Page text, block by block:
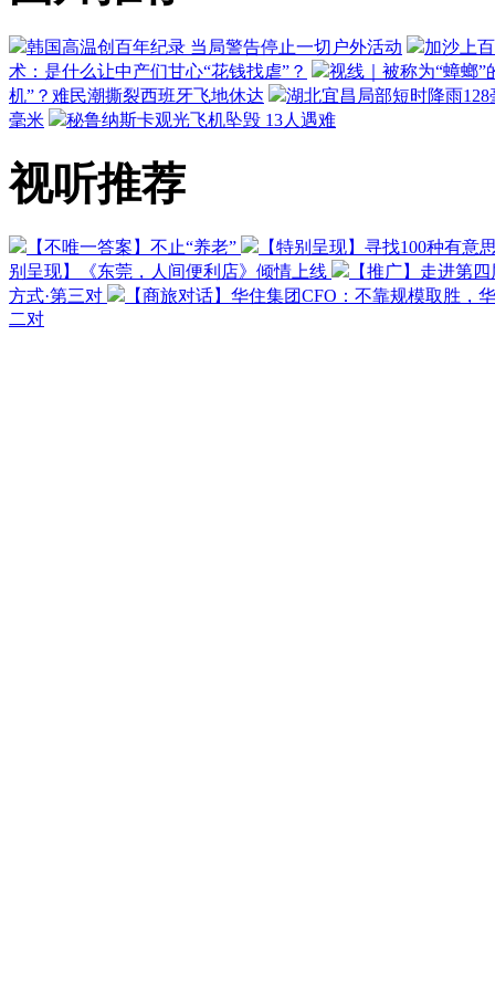
韩国高温创百年纪录 当局警告停止一切户外活动
加沙上
术：是什么让中产们甘心“花钱找虐”？
视线｜被称为“蟑螂
机”？难民潮撕裂西班牙飞地休达
湖北宜昌局部短时降雨
毫米
秘鲁纳斯卡观光飞机坠毁 13人遇难
视听推荐
【不唯一答案】不止“养老”
【特别呈现】寻找100种有意
别呈现】《东莞，人间便利店》倾情上线
【推广】走进第
方式·第三对
【商旅对话】华住集团CFO：不靠规模取胜，
二对